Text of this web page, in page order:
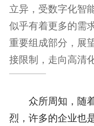
立异，受数字化智
似乎有着更多的需
重要组成部分，展
接限制，走向高清化
众所周知，随着
烈，许多的企业也